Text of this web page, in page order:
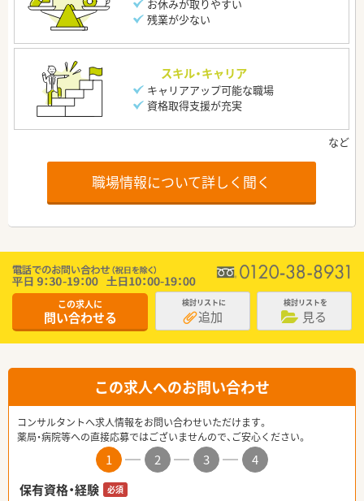
お休みが取りやすい
残業が少ない
スキル・キャリア
キャリアアップ可能な職場
資格取得支援が充実
職場情報について詳しく聞く
この求人に
問い合わせる
検討リストに
追加
検討リストを
見る
この求人へのお問い合わせ
コンサルタントへ求人情報をお問い合わせいただけます。
薬局・病院等への直接応募ではございませんので、ご安心ください。
1 2 3
4
保有資格・経験
必須